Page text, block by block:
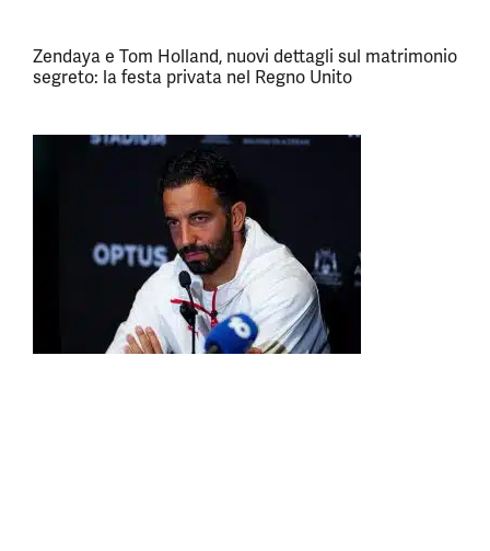
Zendaya e Tom Holland, nuovi dettagli sul matrimonio
segreto: la festa privata nel Regno Unito